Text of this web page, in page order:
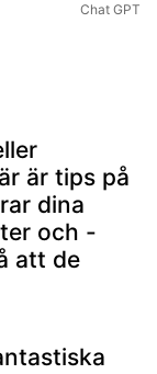
Chat GPT
är tips på
dina
och -
att de